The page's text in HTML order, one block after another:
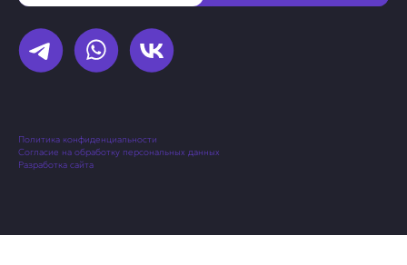
Политика конфиденциальности
Согласие на обработку персональных данных
Разработка сайта